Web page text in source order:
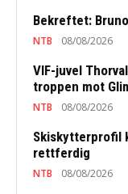
Bekreftet:
NTB 08/08/2026
VIF-juvel
troppen mot
NTB 08/08/2026
Skiskytterprofil
rettferdig
NTB 08/08/2026